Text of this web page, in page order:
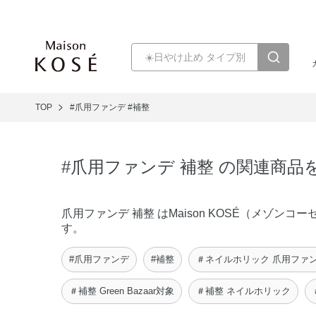
TOP #爪用ファンデ #補整
#爪用ファンデ 補整 の関連商品
爪用ファンデ 補整 はMaison KOSÉ（メゾンコ
す。
#爪用ファンデ #補整 ＃ネイルホリック 爪用ファ
＃補整 Green Bazaar対象 ＃補整 ネイルホリック